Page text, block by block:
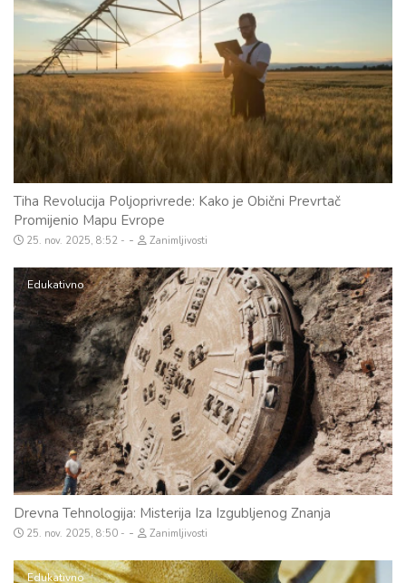
Tiha Revolucija Poljoprivrede: Kako je Obični Prevrtač
Promijenio Mapu Evrope
25. nov. 2025, 8:52 - Zanimljivosti
Edukativno
Drevna Tehnologija: Misterija Iza Izgubljenog Znanja
25. nov. 2025, 8:50 - Zanimljivosti
Edukativno